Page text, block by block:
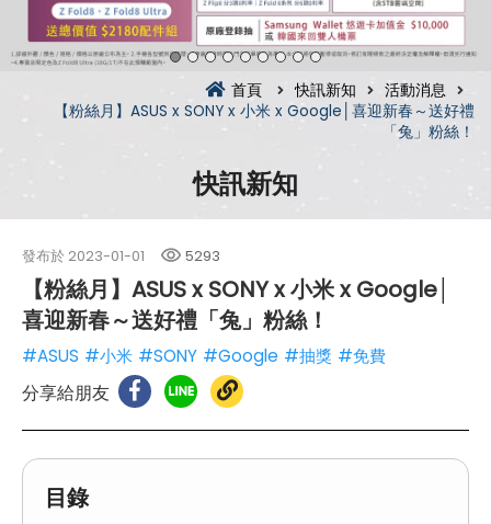
首頁 快訊新知
活動消息
【粉絲月】ASUS x SONY x 小米 x Google│喜迎新春～送好禮
「兔」粉絲！
快訊新知
發布於 2023-01-01 5293
【粉絲月】ASUS x SONY x 小米 x Google│
喜迎新春～送好禮「兔」粉絲！
#ASUS #小米 #SONY #Google #抽獎 #免費
分享給朋友
目錄